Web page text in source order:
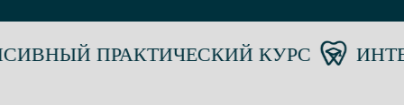
ПРАКТИЧЕСКИЙ КУРС